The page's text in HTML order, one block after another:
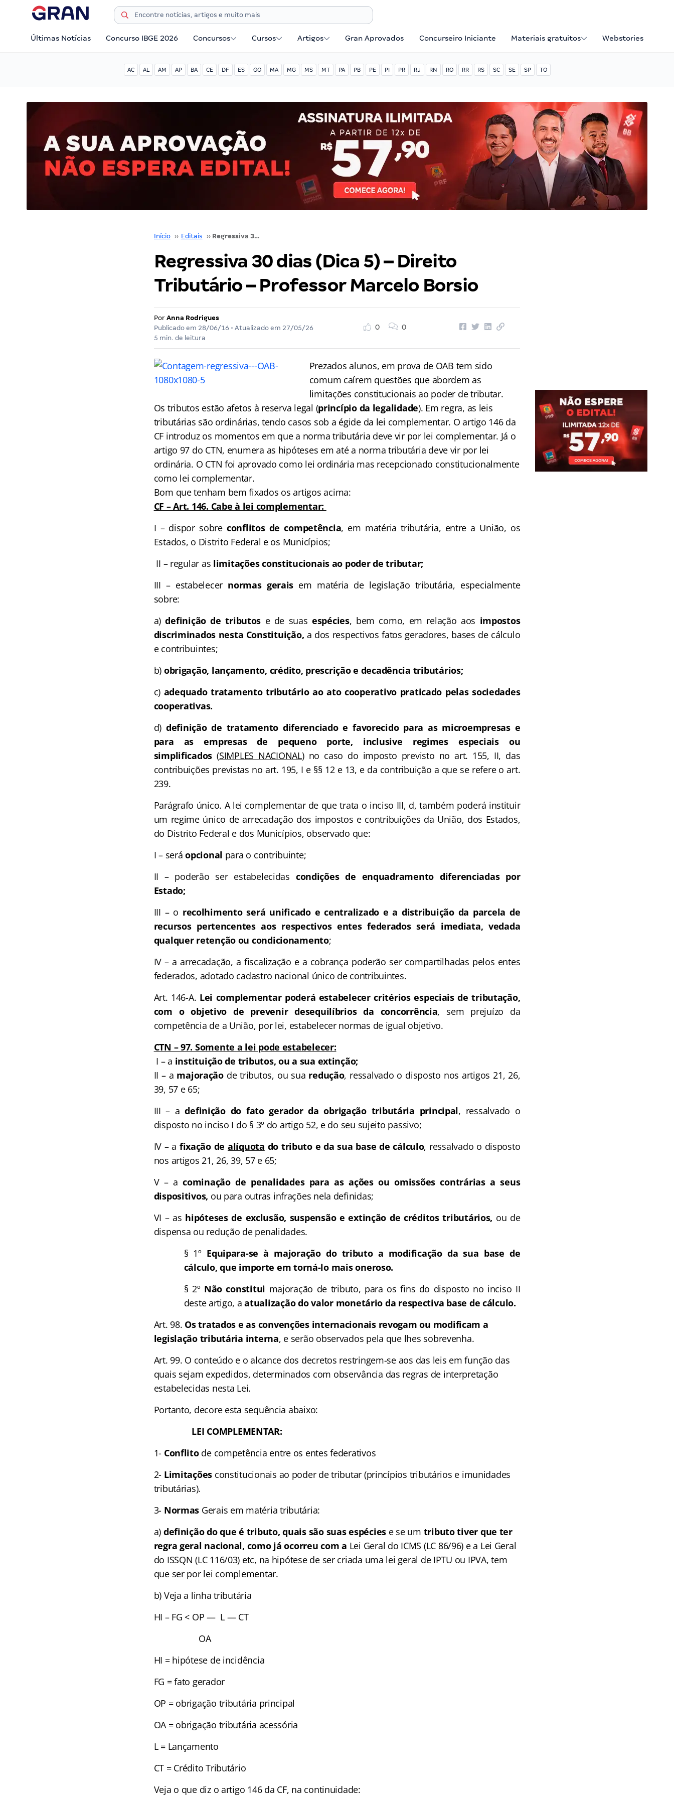
Últimas Notícias Concurso IBGE 2026 Concursos Cursos Artigos Gran Aprovados Concurseiro Iniciante Materiais gratuitos Webstories
AC AL AM AP BA CE DF ES GO MA MG MS MT PA PB PE PI PR RJ RN RO RR RS SC SE SP TO
Início ›› Editais ›› Regressiva 30 dias (Dica 5) – Direito Tributário – Professor Marcelo Borsio
Regressiva 30 dias (Dica 5) – Direito
Tributário – Professor Marcelo Borsio
Por Anna Rodrigues
Publicado em 28/06/16 • Atualizado em 27/05/26
5 min. de leitura
0 0
Prezados alunos, em prova de OAB tem sido
comum caírem questões que abordem as
limitações constitucionais ao poder de tributar.
Os tributos estão afetos à reserva legal (princípio da legalidade). Em regra, as leis
tributárias são ordinárias, tendo casos sob a égide da lei complementar. O artigo 146 da
CF introduz os momentos em que a norma tributária deve vir por lei complementar. Já o
artigo 97 do CTN, enumera as hipóteses em até a norma tributária deve vir por lei
ordinária. O CTN foi aprovado como lei ordinária mas recepcionado constitucionalmente
como lei complementar.
Bom que tenham bem fixados os artigos acima:
CF – Art. 146. Cabe à lei complementar:
I – dispor sobre conflitos de competência, em matéria tributária, entre a União, os
Estados, o Distrito Federal e os Municípios;
II – regular as limitações constitucionais ao poder de tributar;
III – estabelecer normas gerais em matéria de legislação tributária, especialmente
sobre:
a)definição de tributos e de suas espécies, bem como, em relação aos impostos
discriminados nesta Constituição, a dos respectivos fatos geradores, bases de cálculo
e contribuintes;
b) obrigação, lançamento, crédito, prescrição e decadência tributários;
c) adequado tratamento tributário ao ato cooperativo praticado pelas sociedades
cooperativas.
d) definição de tratamento diferenciado e favorecido para as microempresas e
para as empresas de pequeno porte, inclusive regimes especiais ou
simplificados (SIMPLES NACIONAL) no caso do imposto previsto no art. 155, II, das
contribuições previstas no art. 195, I e §§ 12 e 13, e da contribuição a que se refere o art.
239.
Parágrafo único. A lei complementar de que trata o inciso III, d, também poderá instituir
um regime único de arrecadação dos impostos e contribuições da União, dos Estados,
do Distrito Federal e dos Municípios, observado que:
I – seráopcional para o contribuinte;
II – poderão ser estabelecidas condições de enquadramento diferenciadas por
Estado;
III – o recolhimento será unificado e centralizado e a distribuição da parcela de
recursos pertencentes aos respectivos entes federados será imediata, vedada
qualquer retenção ou condicionamento;
IV – a arrecadação, a fiscalização e a cobrança poderão ser compartilhadas pelos entes
federados, adotado cadastro nacional único de contribuintes.
Art. 146-A. Lei complementar poderá estabelecer critérios especiais de tributação,
com o objetivo de prevenir desequilíbrios da concorrência, sem prejuízo da
competência de a União, por lei, estabelecer normas de igual objetivo.
CTN – 97. Somente a lei pode estabelecer:
I – a instituição de tributos, ou a sua extinção;
II – a majoraçãode tributos, ou sua redução, ressalvado o disposto nos artigos 21, 26,
39, 57 e 65;
III – adefinição do fato gerador da obrigação tributária principal, ressalvado o
disposto no inciso I do § 3º do artigo 52, e do seu sujeito passivo;
IV – a fixação de alíquota do tributo e da sua base de cálculo, ressalvado o disposto
nos artigos 21, 26, 39, 57 e 65;
V – acominação de penalidades para as ações ou omissões contrárias a seus
dispositivos, ou para outras infrações nela definidas;
VI – as hipóteses de exclusão, suspensão e extinção de créditos tributários, ou de
dispensa ou redução de penalidades.
§ 1º Equipara-se à majoração do tributo a modificação da sua base de
cálculo, que importe em torná-lo mais oneroso.
§ 2º Não constitui majoração de tributo, para os fins do disposto no inciso II
deste artigo, aatualização do valor monetário da respectiva base de cálculo.
Art. 98. Os tratados e as convenções internacionais revogam ou modificam a
legislação tributária interna, e serão observados pela que lhes sobrevenha.
Art. 99. O conteúdo e o alcance dos decretos restringem-se aos das leis em função das
quais sejam expedidos, determinados com observância das regras de interpretação
estabelecidas nesta Lei.
Portanto, decore esta sequência abaixo:
LEI COMPLEMENTAR:
1- Conflitode competência entre os entes federativos
2- Limitações constitucionais ao poder de tributar (princípios tributários e imunidades
tributárias).
3- Normas Gerais em matéria tributária:
a) definição do que é tributo, quais são suas espécies e se um tributo tiver que ter
regra geral nacional, como já ocorreu com a Lei Geral do ICMS (LC 86/96) e a Lei Geral
do ISSQN (LC 116/03) etc, na hipótese de ser criada uma lei geral de IPTU ou IPVA, tem
que ser por lei complementar.
b) Veja a linha tributária
HI – FG < OP — L — CT
OA
HI = hipótese de incidência
FG = fato gerador
OP = obrigação tributária principal
OA = obrigação tributária acessória
L = Lançamento
CT = Crédito Tributário
Veja o que diz o artigo 146 da CF, na continuidade: